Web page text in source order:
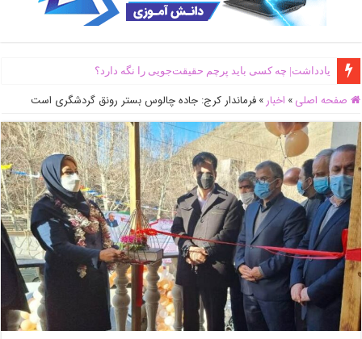
یادداشت| ‌چه کسی باید پرچم حقیقت‌جویی را نگه دارد؟
صفحه اصلی » اخبار » فرماندار کرج: جاده چالوس بستر رونق گردشگری است